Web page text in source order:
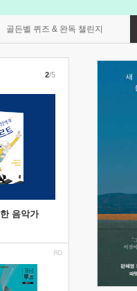
골든벨 퀴즈 & 완독 챌린지
음악가
2/5